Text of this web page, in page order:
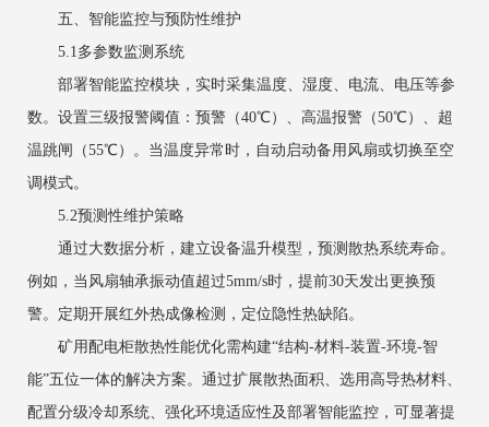
五、智能监控与预防性维护
5.1多参数监测系统
部署智能监控模块，实时采集温度、湿度、电流、电压等参
数。设置三级报警阈值：预警（40℃）、高温报警（50℃）、超
温跳闸（55℃）。当温度异常时，自动启动备用风扇或切换至空
调模式。
5.2预测性维护策略
通过大数据分析，建立设备温升模型，预测散热系统寿命。
例如，当风扇轴承振动值超过5mm/s时，提前30天发出更换预
警。定期开展红外热成像检测，定位隐性热缺陷。
矿用配电柜散热性能优化需构建“结构-材料-装置-环境-智
能”五位一体的解决方案。通过扩展散热面积、选用高导热材料、
配置分级冷却系统、强化环境适应性及部署智能监控，可显著提